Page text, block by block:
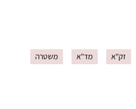
זק"א מד"א
משטרה